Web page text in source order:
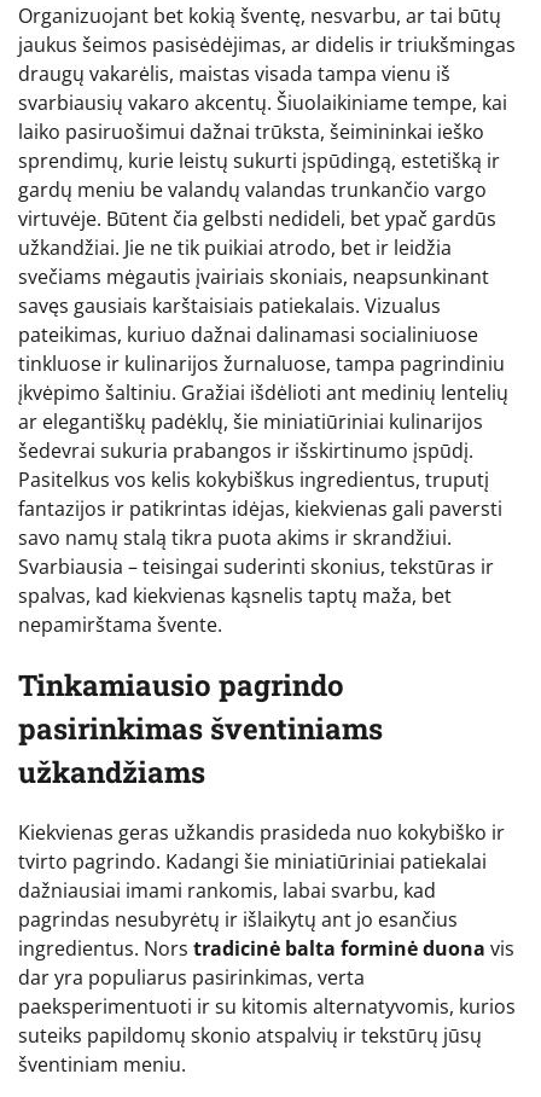
Organizuojant bet kokią šventę, nesvarbu, ar tai būtų
jaukus šeimos pasisėdėjimas, ar didelis ir triukšmingas
draugų vakarėlis, maistas visada tampa vienu iš
svarbiausių vakaro akcentų. Šiuolaikiniame tempe, kai
laiko pasiruošimui dažnai trūksta, šeimininkai ieško
sprendimų, kurie leistų sukurti įspūdingą, estetišką ir
gardų meniu be valandų valandas trunkančio vargo
virtuvėje. Būtent čia gelbsti nedideli, bet ypač gardūs
užkandžiai. Jie ne tik puikiai atrodo, bet ir leidžia
svečiams mėgautis įvairiais skoniais, neapsunkinant
savęs gausiais karštaisiais patiekalais. Vizualus
pateikimas, kuriuo dažnai dalinamasi socialiniuose
tinkluose ir kulinarijos žurnaluose, tampa pagrindiniu
įkvėpimo šaltiniu. Gražiai išdėlioti ant medinių lentelių
ar elegantiškų padėklų, šie miniatiūriniai kulinarijos
šedevrai sukuria prabangos ir išskirtinumo įspūdį.
Pasitelkus vos kelis kokybiškus ingredientus, truputį
fantazijos ir patikrintas idėjas, kiekvienas gali paversti
savo namų stalą tikra puota akims ir skrandžiui.
Svarbiausia – teisingai suderinti skonius, tekstūras ir
spalvas, kad kiekvienas kąsnelis taptų maža, bet
nepamirštama švente.
Tinkamiausio pagrindo
pasirinkimas šventiniams
užkandžiams
Kiekvienas geras užkandis prasideda nuo kokybiško ir
tvirto pagrindo. Kadangi šie miniatiūriniai patiekalai
dažniausiai imami rankomis, labai svarbu, kad
pagrindas nesubyrėtų ir išlaikytų ant jo esančius
ingredientus. Nors tradicinė balta forminė duona vis
dar yra populiarus pasirinkimas, verta
paeksperimentuoti ir su kitomis alternatyvomis, kurios
suteiks papildomų skonio atspalvių ir tekstūrų jūsų
šventiniam meniu.